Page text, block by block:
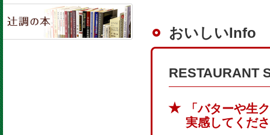
おいしいInfo
RESTAURANT
「バターや生
実感してくだ